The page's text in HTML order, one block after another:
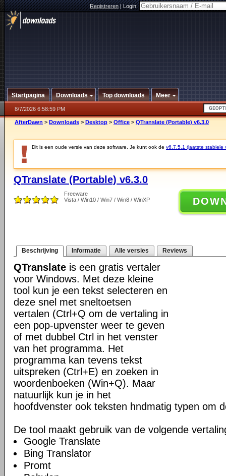
Registreren|Login:
Startpagina Downloads Top downloads Meer
8/7/2026 6:58:59 PM
AfterDawn > Downloads > Desktop > Office > QTranslate (Portable) v6.3.0
Dit is een oude versie van deze software. Je kunt ook de v6.7.5.1 (laatste stabiele
QTranslate (Portable) v6.3.0
Freeware
Vista / Win10 / Win7 / Win8 / WinXP
Beschrijving Informatie Alle versies Reviews
QTranslate is een gratis vertaler
voor Windows. Met deze kleine
tool kun je een tekst selecteren en
deze snel met sneltoetsen
vertalen (Ctrl+Q om de vertaling in
een pop-upvenster weer te geven
of met dubbel Ctrl in het venster
van het programma. Het
programma kan tevens tekst
uitspreken (Ctrl+E) en zoeken in
woordenboeken (Win+Q). Maar
natuurlijk kun je in het
hoofdvenster ook teksten hndmatig typen om
De tool maakt gebruik van de volgende
Google Translate
Bing Translator
Promt